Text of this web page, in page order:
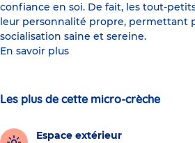
confiance en soi. De fait, les tout-
leur personnalité propre, permettant
socialisation saine et sereine.
En savoir plus
Les plus de cette micro-crèche
Espace extérieur